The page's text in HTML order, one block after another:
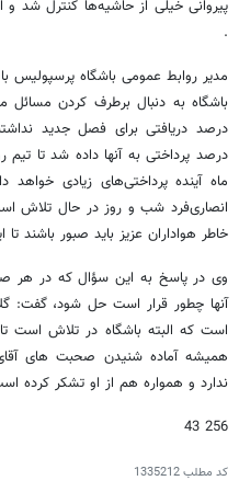
پیروانی خیلی از حاشیه‌ها کنترل شد
.
مدیر روابط عمومی باشگاه پرسپولیس
باشگاه به دنبال برطرف کردن مسائل
درصد پرداختی به آنها داده شد تا
ماه آینده پرداختی‌های زیادی
انصاری‌فرد شب و روز در حال تلاش
خاطر هواداران عزیز باید صبور
وی در پاسخ به این سؤال که در هر
آنها چطور قرار است حل شود، گفت:
است که البته باشگاه در تلاش است
همیشه آماده شنیدن صحبت های
ندارد و همواره هم از او تشکر کرده
256 43
کد مطلب1335212